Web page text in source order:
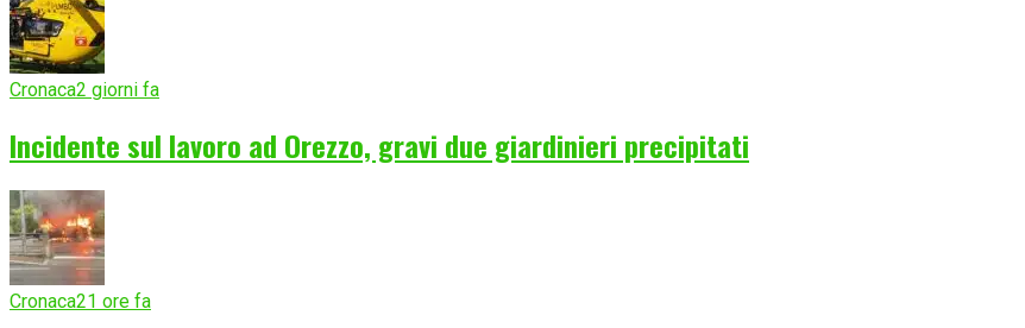
Cronaca2 giorni fa
Incidente sul lavoro ad Orezzo, gravi due giardinieri precipitati
Cronaca21 ore fa